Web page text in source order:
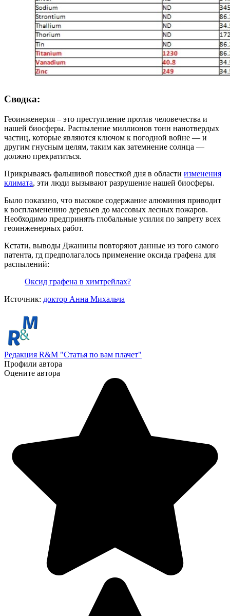
Сводка:
Геоинженерия – это преступление против человечества и
нашей биосферы. Распыление миллионов тонн нанотвердых
частиц, которые являются ключом к погодной войне — и
другим гнусным целям, таким как затемнение солнца —
должно прекратиться.
Прикрываясь фальшивой повесткой дня в области изменения
климата, эти люди вызывают разрушение нашей биосферы.
Было показано, что высокое содержание алюминия приводит
к воспламенению деревьев до массовых лесных пожаров.
Необходимо предпринять глобальные усилия по запрету всех
геоинженерных работ.
Кстати, выводы Джанины повторяют данные из того самого
патента, гд предполагалось применение оксида графена для
распылений:
Оксид графена в химтрейлах?
Источник: доктор Анна Михальча
Редакция R&M "Статья по вам плачет"
Профили автора
Оцените автора